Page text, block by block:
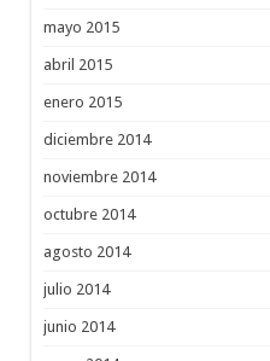
mayo 2015
abril 2015
enero 2015
diciembre 2014
noviembre 2014
octubre 2014
agosto 2014
julio 2014
junio 2014